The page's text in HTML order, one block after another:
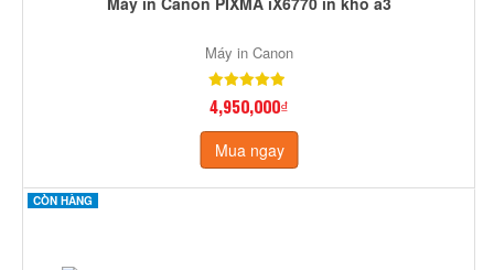
Máy in Canon
4,950,000₫
Mua ngay
CÒN HÀNG